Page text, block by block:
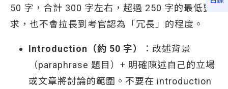
50 字，合計 300 字左右，超過 250 字的最低要
求，也不會拉長到考官認為「冗長」的程度。
Introduction（約 50 字）
：改述背景
（paraphrase 題目）+ 明確陳述自己的立場
或文章將討論的範圍。不要在 introduction